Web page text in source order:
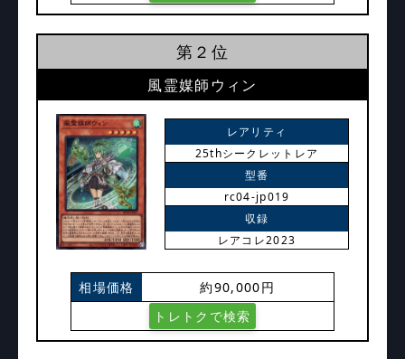
第２位
風霊媒師ウィン
レアリティ
25thシークレットレア
型番
rc04-jp019
収録
レアコレ2023
相場価格
約90,000円
トレトクで検索